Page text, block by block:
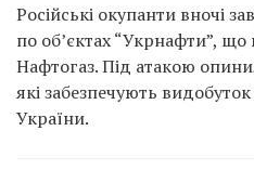
Російські окупанти вночі
по об’єктах “Укрнафти”,
Нафтогаз. Під атакою
які забезпечують
України.